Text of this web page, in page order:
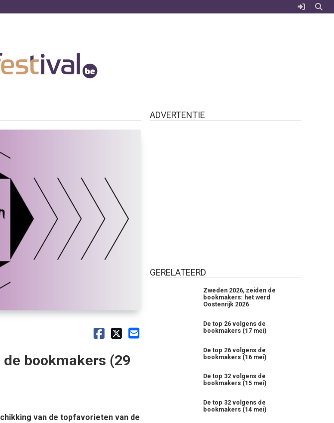
de bookmakers (29
van de topfavorieten van de
ADVERTENTIE
GERELATEERD
Zweden 2026, zeiden de
bookmakers: het werd
Oostenrijk 2026
De top 26 volgens de
bookmakers (17 mei)
De top 26 volgens de
bookmakers (16 mei)
De top 32 volgens de
bookmakers (15 mei)
De top 32 volgens de
bookmakers (14 mei)